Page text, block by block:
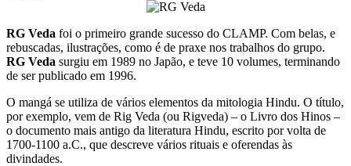
RG Veda foi o primeiro grande sucesso do CLAMP. Com belas, e
rebuscadas, ilustrações, como é de praxe nos trabalhos do grupo.
RG Veda surgiu em 1989 no Japão, e teve 10 volumes, terminando
de ser publicado em 1996.
O mangá se utiliza de vários elementos da mitologia Hindu. O título,
por exemplo, vem de Rig Veda (ou Rigveda) – o Livro dos Hinos –
o documento mais antigo da literatura Hindu, escrito por volta de
1700-1100 a.C., que descreve vários rituais e oferendas às
divindades.